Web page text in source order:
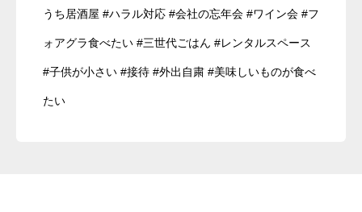
うち居酒屋 #ハラル対応 #会社の忘年会 #ワイン会 #フ
ォアグラ食べたい #三世代ごはん #レンタルスペース
#子供が小さい #接待 #外出自粛 #美味しいものが食べ
たい